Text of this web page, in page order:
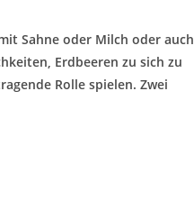
Sahne oder Milch oder auch
Erdbeeren zu sich zu
Rolle spielen. Zwei